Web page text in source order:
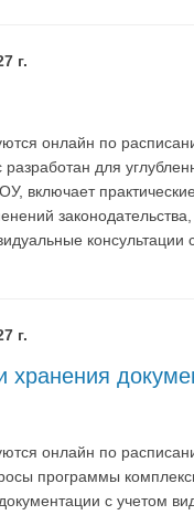
г.
онлайн по
для
включает практические
законодательства,
консультации
г.
хранения
онлайн по
программы
с учетом